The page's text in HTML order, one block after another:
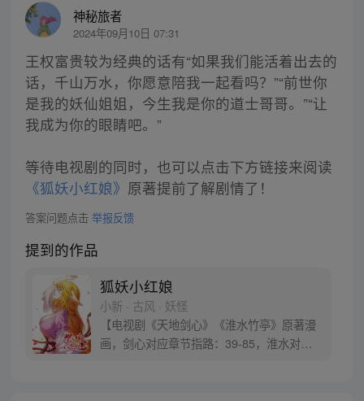
神秘旅者
2024年09月10日 07:31
王权富贵较为经典的话有“如果我们能活着出去的
话，千山万水，你愿意陪我一起看吗？”“前世你
是我的妖仙姐姐，今生我是你的道士哥哥。”“让
我成为你的眼睛吧。”
等待电视剧的同时，也可以点击下方链接来阅读
《狐妖小红娘》 原著提前了解剧情了！
答案问题点击 举报反馈
提到的作品
狐妖小红娘
小新 · 古风 · 妖怪
【电视剧《天地剑心》《淮水竹亭》原著漫
画，剑心对应章节指路：39-85，淮水对应